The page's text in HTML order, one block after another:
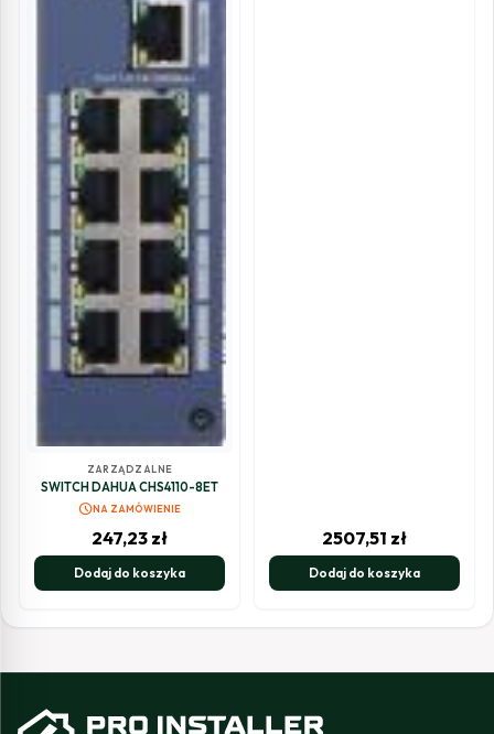
ZARZĄDZALNE
SWITCH DAHUA CHS4110-8ET
scheduleNA ZAMÓWIENIE
247,23 zł
Dodaj do koszyka
2507,51 zł
Dodaj do koszyka